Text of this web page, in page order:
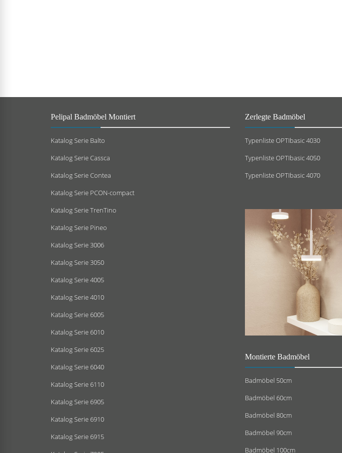
Pelipal Badmöbel Montiert
Katalog Serie Balto
Katalog Serie Cassca
Katalog Serie Contea
Katalog Serie PCON-compact
Katalog Serie TrenTino
Katalog Serie Pineo
Katalog Serie 3006
Katalog Serie 3050
Katalog Serie 4005
Katalog Serie 4010
Katalog Serie 6005
Katalog Serie 6010
Katalog Serie 6025
Katalog Serie 6040
Katalog Serie 6110
Katalog Serie 6905
Katalog Serie 6910
Katalog Serie 6915
Zerlegte Badmöbel
Typenliste OPTIbasic 4030
Typenliste OPTIbasic 4050
Typenliste OPTIbasic 4070
Montierte Badmöbel
Badmöbel 50cm
Badmöbel 60cm
Badmöbel 80cm
Badmöbel 90cm
Badmöbel 100cm